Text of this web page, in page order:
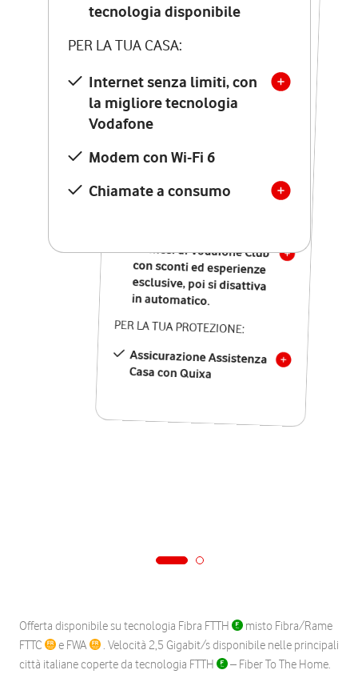
tecnologia disponibile
PER LA TUA CASA:
Internet senza limiti, con
la migliore tecnologia
Vodafone
Modem con Wi-Fi 6
Chiamate a consumo
tecnologia disponibile
PER LA TUA CASA:
Internet senza limiti, con
la migliore tecnologia
Vodafone
Modem Seven con Wi-Fi 7
Chiamate illimitate verso
numeri fissi e mobili
nazionali
12 mesi di Vodafone Club
con sconti ed esperienze
esclusive, poi si disattiva
in automatico.
PER LA TUA PROTEZIONE:
Assicurazione Assistenza
Casa con Quixa
Offerta disponibile su tecnologia Fibra FTTH
misto Fibra/Rame
FTTC
e FWA
. Velocità 2,5 Gigabit/s disponibile nelle principali
città italiane coperte da tecnologia FTTH
– Fiber To The Home.